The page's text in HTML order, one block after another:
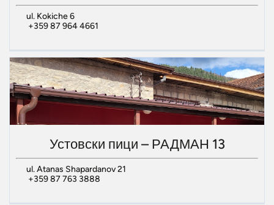
ul. Kokiche 6
+359 87 964 4661
Устовски пици – РАДМАН 13
ul. Atanas Shapardanov 21
+359 87 763 3888